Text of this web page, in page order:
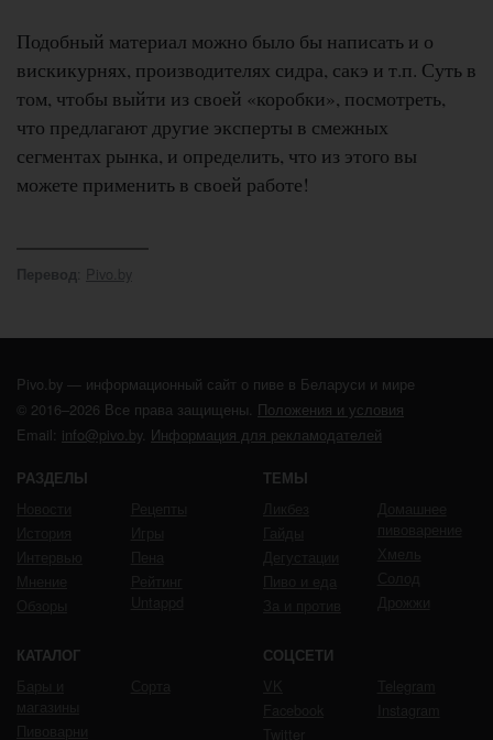
Подобный материал можно было бы написать и о
вискикурнях, производителях сидра, сакэ и т.п. Суть в
том, чтобы выйти из своей «коробки», посмотреть,
что предлагают другие эксперты в смежных
сегментах рынка, и определить, что из этого вы
можете применить в своей работе!
Перевод Pivo.by
Pivo.by — информационный сайт о пиве в Беларуси и мире
© 2016–2026 Все права защищены. Положения и условия
Email: info@pivo.by. Информация для рекламодателей
РАЗДЕЛЫ ТЕМЫ
КАТАЛОГ СОЦСЕТИ